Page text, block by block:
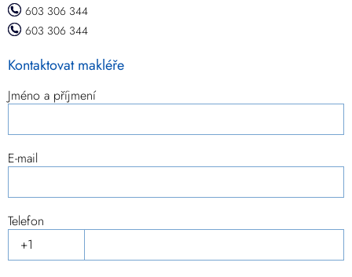
603 306 344
603 306 344
Kontaktovat makléře
Jméno a příjmení
E-mail
Telefon